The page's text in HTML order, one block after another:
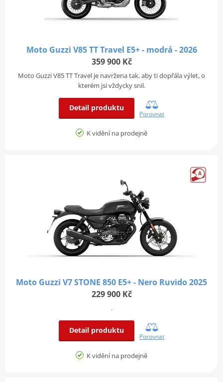
Moto Guzzi V85 TT Travel E5+ - modrá - 2026
359 900 Kč
Moto Guzzi V85 TT Travel je navržena tak, aby ti dopřála výlet, o
kterém jsi vždycky snil.
Detail produktu
Porovnat
K vidění na prodejně
Moto Guzzi V7 STONE 850 E5+ - Nero Ruvido 2025
229 900 Kč
.
Detail produktu
Porovnat
K vidění na prodejně